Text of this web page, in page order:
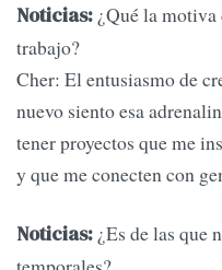
Noticias: ¿Qué la motiva
trabajo?
Cher: El entusiasmo de
nuevo siento esa
tener proyectos que me
y que me conecten con
Noticias: ¿Es de las que